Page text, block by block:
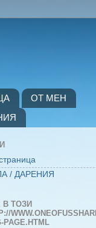
ОТ МЕН
/ ДАРЕНИЯ
ТОЗИ
PAGE.HTML